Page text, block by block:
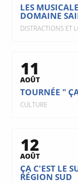
LES
DOMAINE
DISTRACTIONS ET
11
AOÛT
TOURNÉE "
CULTURE
12
AOÛT
ÇA C'EST LE
RÉGION SUD